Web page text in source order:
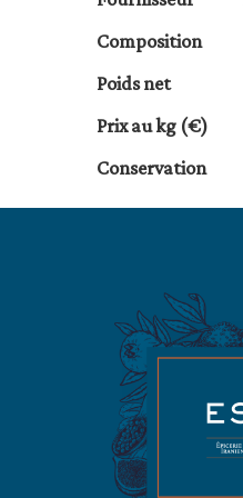
Composition
Poids net
Prix au kg (€)
Conservation